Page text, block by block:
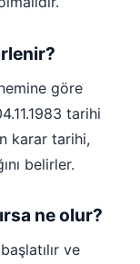
göre
tarihi
karar tarihi,
belirler.
ne olur?
ve